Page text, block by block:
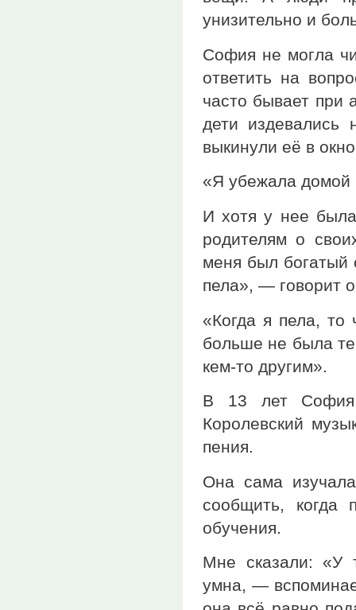
унизительно и
София не могла
ответить на
часто бывает при
дети
выкинули её в
«Я убежала домой
И хотя у нее
родителям о
меня был богатый
пела», — говорит
«Когда я пела, то
больше не была
кем-то другим».
В 13 лет София
Королевский
пения.
Она сама
сообщить, когда
обучения.
Мне сказали: «У
умна, —